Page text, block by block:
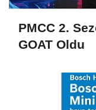
PMCC 2.
GOAT Oldu